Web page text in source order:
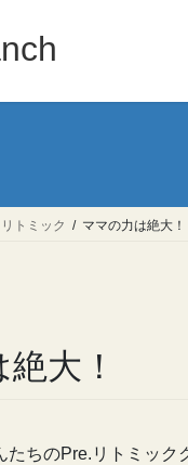
トミック ママの力は絶大！
大！
たちのPre.リトミック